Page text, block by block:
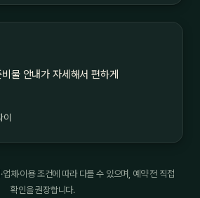
물 안내가 자세해서 편하게
이
체·이용 조건에 따라 다를 수 있으며, 예약 전 직접
확인을 권장합니다.